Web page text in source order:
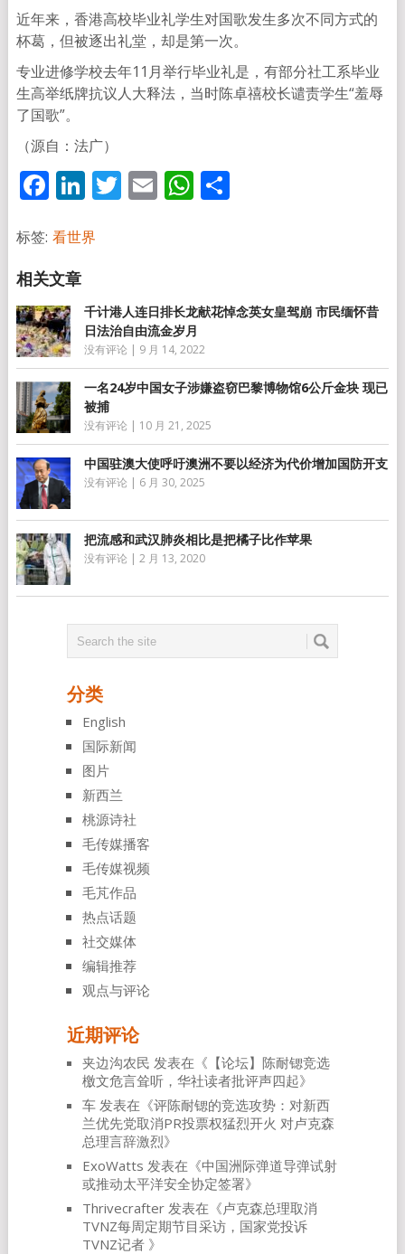
近年来，香港高校毕业礼学生对国歌发生多次不同方式的
杯葛，但被逐出礼堂，却是第一次。
专业进修学校去年11月举行毕业礼是，有部分社工系毕业
生高举纸牌抗议人大释法，当时陈卓禧校长谴责学生“羞辱
了国歌”。
（源自：法广）
Facebook
LinkedIn
Twitter
EmailWhatsApp
分
标签: 看世界
千计港人连日排长龙献花悼念英女皇驾崩 市民缅怀昔
日法治自由流金岁月
没有评论 | 9 月 14, 2022
一名24岁中国女子涉嫌盗窃巴黎博物馆6公斤金块 现已
被捕
没有评论 | 10 月 21, 2025
中国驻澳大使呼吁澳洲不要以经济为代价增加国防开支
没有评论 | 6 月 30, 2025
把流感和武汉肺炎相比是把橘子比作苹果
没有评论 | 2 月 13, 2020
分类
English
国际新闻
图片
新西兰
桃源诗社
毛传媒播客
毛传媒视频
毛芃作品
热点话题
社交媒体
编辑推荐
观点与评论
近期评论
夹边沟农民 发表在《 【论坛】陈耐锶竞选
檄文危言耸听，华社读者批评声四起》
车发表在《评陈耐锶的竞选攻势：对新西
兰优先党取消PR投票权猛烈开火 对卢克森
总理言辞激烈》
ExoWatts 发表在《中国洲际弹道导弹试射
或推动太平洋安全协定签署》
Thrivecrafter发表在《卢克森总理取消
TVNZ每周定期节目采访，国家党投诉
TVNZ记者 》